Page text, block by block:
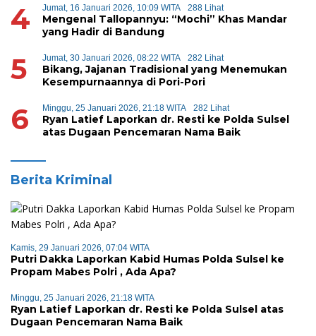
4 Jumat, 16 Januari 2026, 10:09 WITA 288 Lihat
Mengenal Tallopannyu: “Mochi” Khas Mandar
yang Hadir di Bandung
5 Jumat, 30 Januari 2026, 08:22 WITA 282 Lihat
Bikang, Jajanan Tradisional yang Menemukan
Kesempurnaannya di Pori-Pori
6 Minggu, 25 Januari 2026, 21:18 WITA 282 Lihat
Ryan Latief Laporkan dr. Resti ke Polda Sulsel
atas Dugaan Pencemaran Nama Baik
Berita Kriminal
Kamis, 29 Januari 2026, 07:04 WITA
Putri Dakka Laporkan Kabid Humas Polda Sulsel ke
Propam Mabes Polri , Ada Apa?
Minggu, 25 Januari 2026, 21:18 WITA
Ryan Latief Laporkan dr. Resti ke Polda Sulsel atas
Dugaan Pencemaran Nama Baik